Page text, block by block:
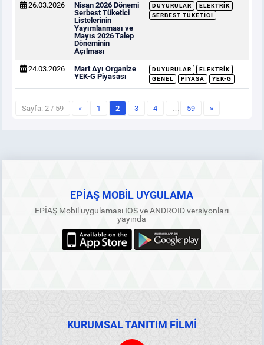
26.03.2026
Nisan 2026 Dönemi
Serbest Tüketici
Listelerinin
Yayımlanması ve
Mayıs 2026 Talep
Döneminin
Açılması
DUYURULAR
ELEKTRIK
SERBEST TÜKETICI
24.03.2026
Mart Ayı Organize
YEK-G Piyasası
DUYURULAR
ELEKTRIK
GENEL
PIYASA YEK-G
Sayfa: 2 / 59 « 1 2 3 4 … 59 »
EPİAŞ MOBİL UYGULAMA
EPİAŞ Mobil uygulaması IOS ve ANDROID versiyonları
yayında
KURUMSAL TANITIM FİLMİ